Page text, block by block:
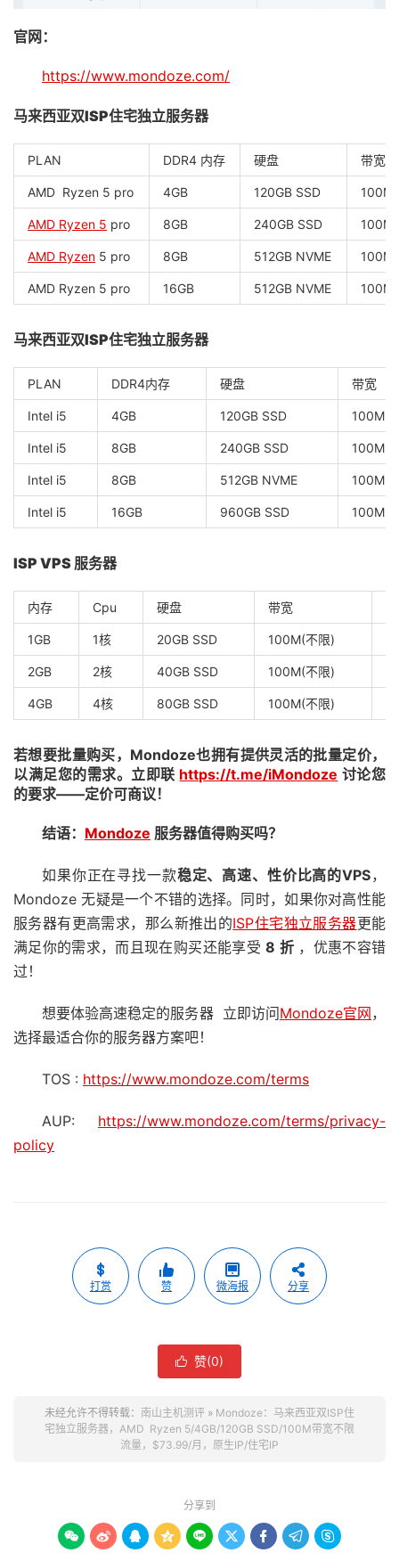
官网：
https://www.mondoze.com/
马来西亚双ISP住宅独立服务器
PLAN DDR4 内存 硬盘 带宽
AMD Ryzen 5 pro 4GB 120GB SSD
AMD Ryzen 5 pro 8GB 240GB SSD
AMD Ryzen 5 pro 8GB 512GB NVME
AMD Ryzen 5 pro 16GB 512GB NVME
马来西亚双ISP住宅独立服务器
PLAN DDR4内存 硬盘 带宽
Intel i5 4GB 120GB SSD 100M(
Intel i5 8GB 240GB SSD 100M(
Intel i5 8GB 512GB NVME 100M(
Intel i5 16GB 960GB SSD 100M(
ISP VPS 服务器
内存 Cpu 硬盘 带宽
1GB 1核 20GB SSD 100M(不限)
2GB 2核 40GB SSD 100M(不限)
4GB 4核 80GB SSD 100M(不限)
若想要批量购买，Mondoze也拥有提供灵活的批量定价，
以满足您的需求。立即联 https://t.me/iMondoze 讨论您
的要求——定价可商议！
结语： Mondoze 服务器值得购买吗？
如果你正在寻找一款稳定、高速、性价比高的VPS，
Mondoze 无疑是一个不错的选择。同时，如果你对高性能
服务器有更高需求，那么新推出的ISP住宅独立服务器更能
满足你的需求，而且现在购买还能享受8 折，优惠不容错
过！
想要体验高速稳定的服务器 立即访问Mondoze官网，
选择最适合你的服务器方案吧！
TOS : https://www.mondoze.com/terms
AUP: https://www.mondoze.com/terms/privacy-
policy
打赏 赞 微海报 分享
 赞(0)
未经允许不得转载： 南山主机测评 » Mondoze：马来西亚双ISP住
宅独立服务器，AMD Ryzen 5/4GB/120GB SSD/100M带宽不限
流量，$73.99/月，原生IP/住宅IP
分享到
        